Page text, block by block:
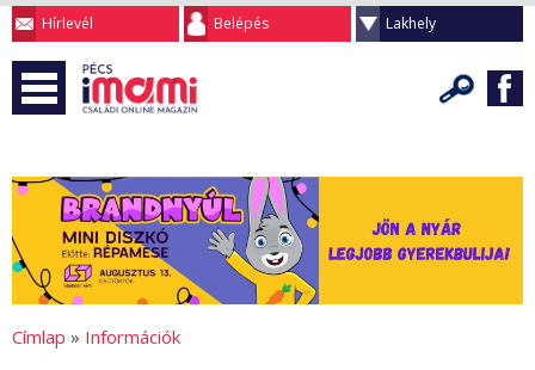
Hírlevél Belépés Lakhely
Címlap » Információk